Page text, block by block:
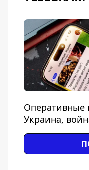
Оперативные
Украина,